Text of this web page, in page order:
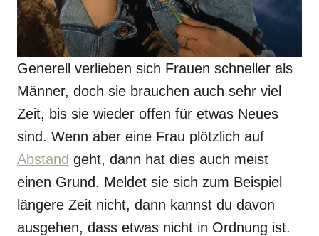
Generell verlieben sich Frauen schneller als
Männer, doch sie brauchen auch sehr viel
Zeit, bis sie wieder offen für etwas Neues
sind. Wenn aber eine Frau plötzlich auf
Abstand geht, dann hat dies auch meist
einen Grund. Meldet sie sich zum Beispiel
längere Zeit nicht, dann kannst du davon
ausgehen, dass etwas nicht in Ordnung ist.